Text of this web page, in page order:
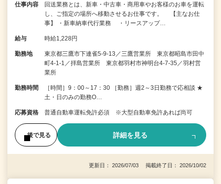
仕事内容
回送業務とは、新車・中古車・商用車やお客様のお車を運転
し、ご指定の場所へ移動させるお仕事です。 【主なお仕
事】 ・新車納車代行業務 ・リースアップ…
給与 時給1,228円
勤務地
東京都三鷹市下連雀5-9-13／三鷹営業所 東京都昭島市田中
町4-1-1／拝島営業所 東京都羽村市神明台4-7-35／羽村営
業所
勤務時間
［時間］9：00～17：30 ［勤務］週2～3日勤務で応相談 ★
土・日のみの勤務O…
応募資格 普通自動車運転免許必須 ※大型自動車免許あれば尚可
後で見る 詳細を見る
更新日： 2026/07/03 掲載終了日： 2026/10/02